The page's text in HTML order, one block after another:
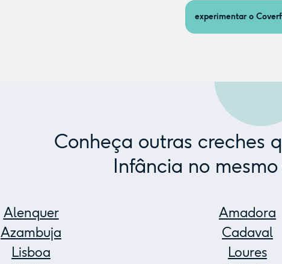
experimentar o
Conheça outras creches
Infância no
Alenquer Amadora
Azambuja
Cadaval
Lisboa
Loures